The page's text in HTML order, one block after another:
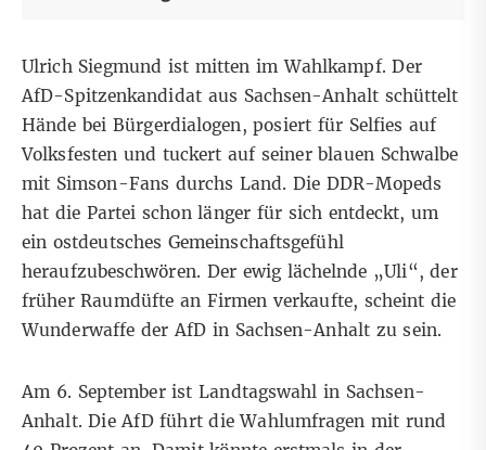
Ulrich Siegmund ist mitten im Wahlkampf. Der
AfD-Spitzenkandidat aus Sachsen-Anhalt schüttelt
Hände bei Bürgerdialogen, posiert für Selfies auf
Volksfesten und tuckert auf seiner blauen Schwalbe
mit Simson-Fans durchs Land. Die DDR-Mopeds
hat die Partei schon länger für sich entdeckt, um
ein ostdeutsches Gemeinschaftsgefühl
heraufzubeschwören. Der ewig lächelnde „Uli“, der
früher Raumdüfte an Firmen verkaufte, scheint die
Wunderwaffe der AfD in Sachsen-Anhalt zu sein.
Am 6. September ist Landtagswahl in Sachsen-
Anhalt. Die AfD führt die Wahlumfragen mit rund